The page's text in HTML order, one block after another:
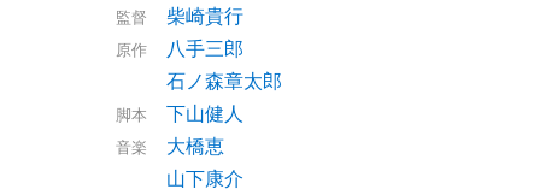
監督 柴崎貴行
原作
八手三郎
石ノ森章太郎
脚本 下山健人
音楽
大橋恵
山下康介